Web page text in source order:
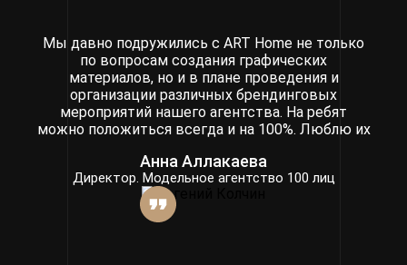
Мы давно подружились с ART Home не только
по вопросам создания графических
материалов, но и в плане проведения и
организации различных брендинговых
мероприятий нашего агентства. На ребят
можно положиться всегда и на 100%. Люблю их
Анна Аллакаева
Директор. Модельное агентство 100 лиц